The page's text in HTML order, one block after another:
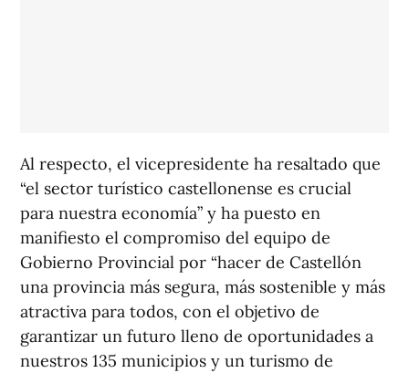
Al respecto, el vicepresidente ha resaltado que
“el sector turístico castellonense es crucial
para nuestra economía” y ha puesto en
manifiesto el compromiso del equipo de
Gobierno Provincial por “hacer de Castellón
una provincia más segura, más sostenible y más
atractiva para todos, con el objetivo de
garantizar un futuro lleno de oportunidades a
nuestros 135 municipios y un turismo de